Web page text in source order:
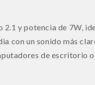
y potencia de 7W,
con un sonido más
de escritorio